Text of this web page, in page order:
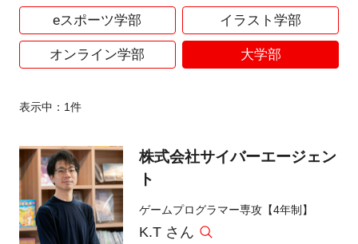
eスポーツ学部 イラスト学部
オンライン学部 大学部
表示中： 1件
株式会社サイバーエージェン
ト
ゲームプログラマー専攻【4年制】
K.T さん